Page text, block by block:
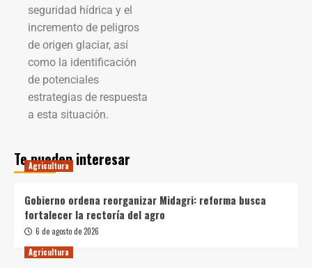
seguridad hídrica y el
incremento de peligros
de origen glaciar, así
como la identificación
de potenciales
estrategias de respuesta
a esta situación.
Te pueden interesar
Agricultura
Gobierno ordena reorganizar Midagri: reforma busca
fortalecer la rectoría del agro
6 de agosto de 2026
Agricultura